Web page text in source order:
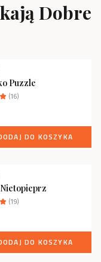
Dobre
Puzzle
(16)
DO KOSZYKA
Nietopieprz
(19)
DO KOSZYKA